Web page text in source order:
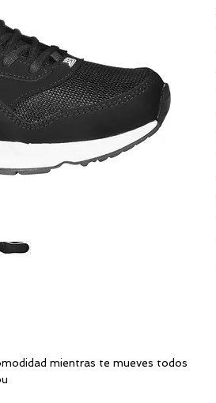
mientras te mueves todos
base pu